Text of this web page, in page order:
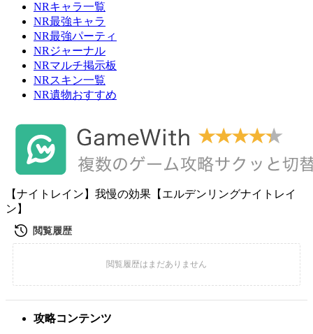
NRキャラ一覧
NR最強キャラ
NR最強パーティ
NRジャーナル
NRマルチ掲示板
NRスキン一覧
NR遺物おすすめ
【ナイトレイン】我慢の効果【エルデンリングナイトレイ
ン】
攻略コンテンツ